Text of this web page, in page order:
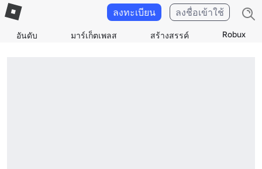
อันดับ มาร์เก็ตเพลส สร้างสรรค์ Robux
ลงทะเบียน ลงชื่อเข้าใช้